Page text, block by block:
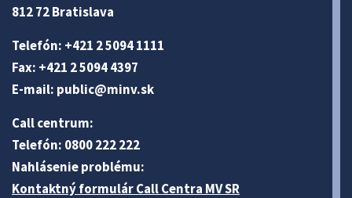
812 72 Bratislava
Telefón: +421 2 5094 1111
Fax: +421 2 5094 4397
E-mail: public@minv.sk
Call centrum:
Telefón: 0800 222 222
Nahlásenie problému:
Kontaktný formulár Call Centra MV SR